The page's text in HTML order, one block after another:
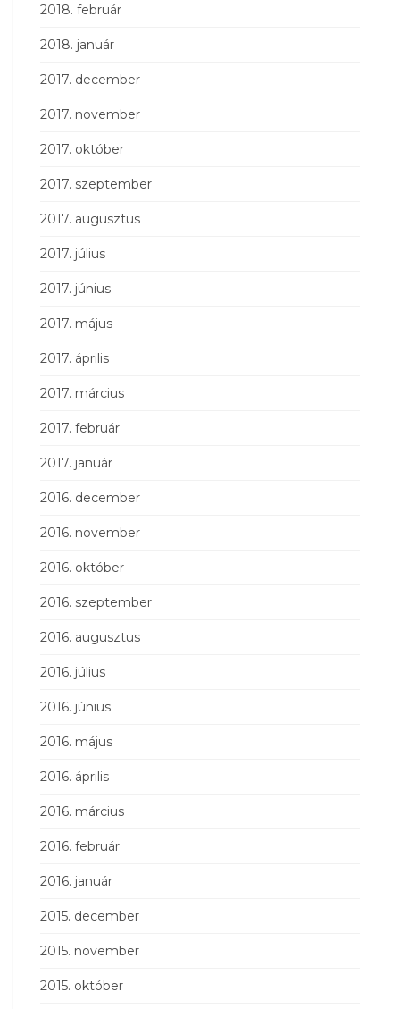
2018. február
2018. január
2017. december
2017. november
2017. október
2017. szeptember
2017. augusztus
2017. július
2017. június
2017. május
2017. április
2017. március
2017. február
2017. január
2016. december
2016. november
2016. október
2016. szeptember
2016. augusztus
2016. július
2016. június
2016. május
2016. április
2016. március
2016. február
2016. január
2015. december
2015. november
2015. október